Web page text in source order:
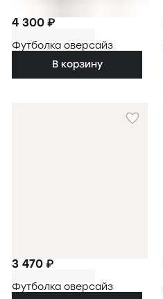
4 300 ₽
Футболка оверсайз
В корзину
3 470 ₽
Футболка оверсайз